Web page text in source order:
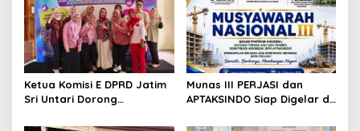
Ketua Komisi E DPRD Jatim
Sri Untari Dorong
Posyandu sebagai Garda
Munas III PERJASI dan
APTAKSINDO Siap Digelar di
Semangat Perkuat Tata